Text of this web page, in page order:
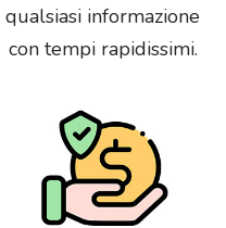
qualsiasi informazione
con tempi rapidissimi.